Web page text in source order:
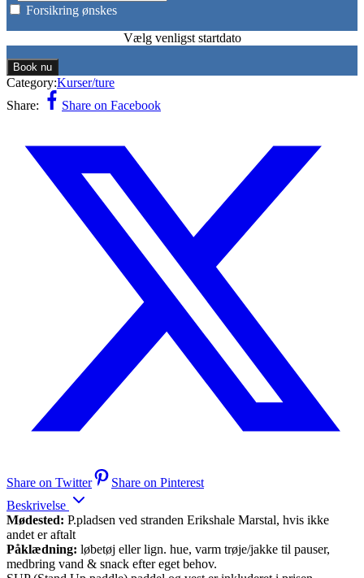
Forsikring ønskes
Vælg venligst startdato
Book nu
Category:Kurser/ture
Share:
Share on Facebook
Share on Twitter
Share on Pinterest
Beskrivelse
Mødested: P.pladsen ved stranden Erikshale Marstal, hvis ikke
andet er aftalt
Påklædning: løbetøj eller lign. hue, varm trøje/jakke til pauser,
medbring vand & snack efter eget behov.